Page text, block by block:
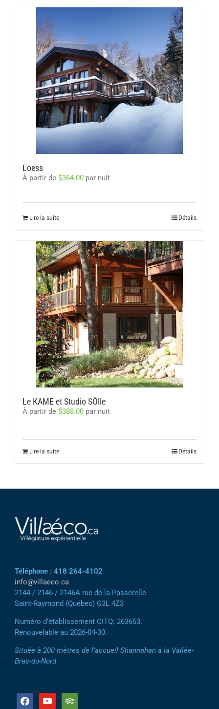
Loess
À partir de $364.00 par nuit
Lire la suite Détails
Le KAME et Studio SÖlle
À partir de $388.00 par nuit
Lire la suite Détails
Téléphone : 418 264-4102
info@villaeco.ca
2144 / 2146 / 2146A rue de la Passerelle
Saint-Raymond (Québec) G3L 4Z3
Numéro d’établissement CITQ: 263653.
Renouvelable au 2026-04-30.
Située à 200 mètres de l’accueil Shannahan à la Vallée-
Bras-du-Nord
facebookyoutube tripadvisor